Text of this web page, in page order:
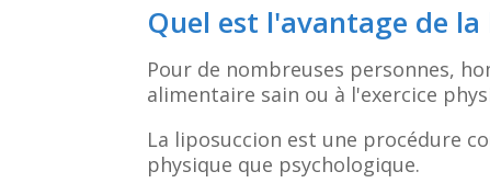
Quel est l'avantage de la
Pour de nombreuses personnes,
alimentaire sain ou à l'exercice
La liposuccion est une procédure
physique que psychologique.